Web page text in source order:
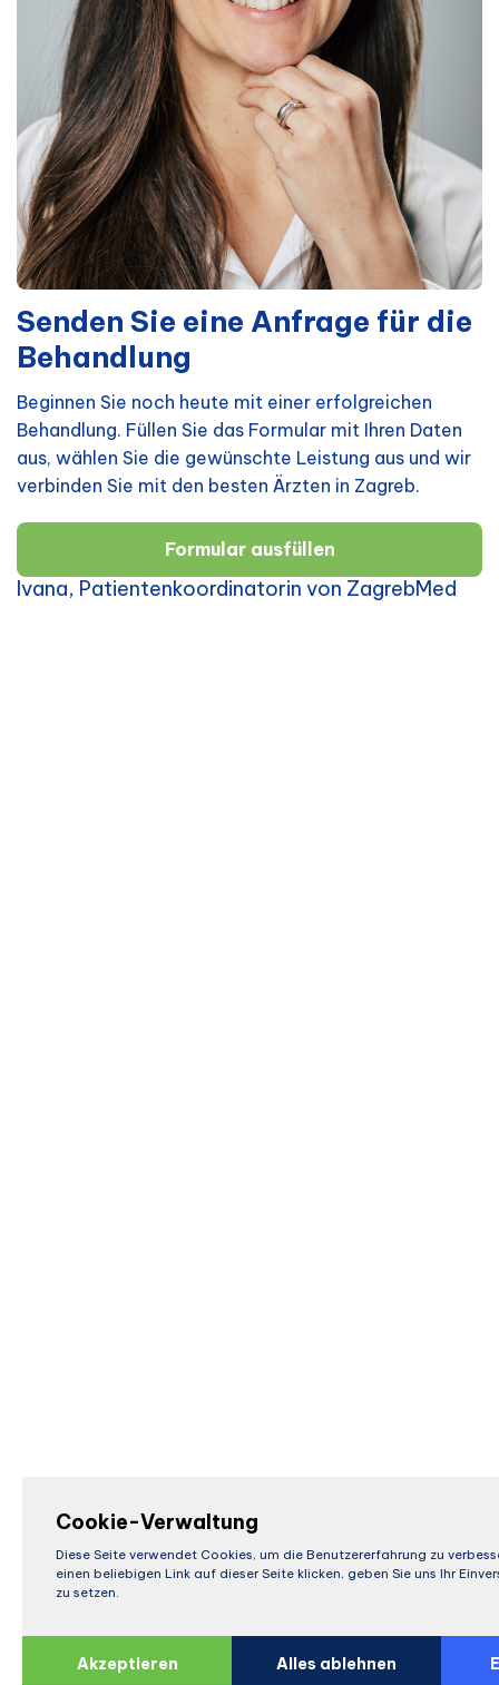
Senden Sie eine Anfrage für die
Behandlung
Beginnen Sie noch heute mit einer erfolgreichen
Behandlung. Füllen Sie das Formular mit Ihren Daten
aus, wählen Sie die gewünschte Leistung aus und wir
verbinden Sie mit den besten Ärzten in Zagreb.
Formular ausfüllen
Ivana, Patientenkoordinatorin von ZagrebMed
Cookie-Verwaltung
Diese Seite verwendet Cookies, um die Benutzererfahrung zu
einen beliebigen Link auf dieser Seite klicken, geben Sie uns Ihr
zu setzen.
Akzeptieren Alles ablehnen